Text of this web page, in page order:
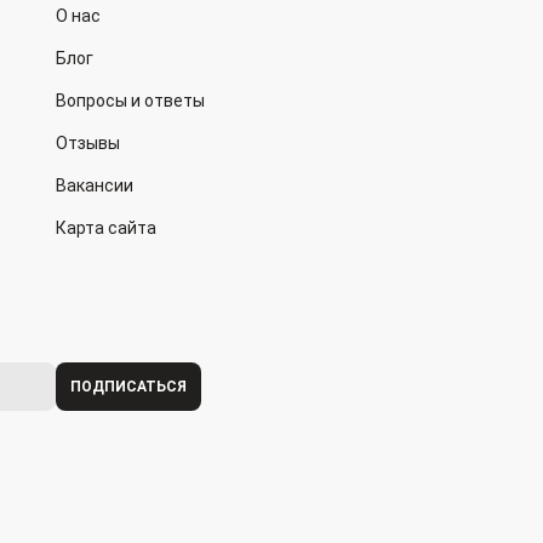
О нас
Блог
Вопросы и ответы
Отзывы
Вакансии
Карта сайта
ПОДПИСАТЬСЯ